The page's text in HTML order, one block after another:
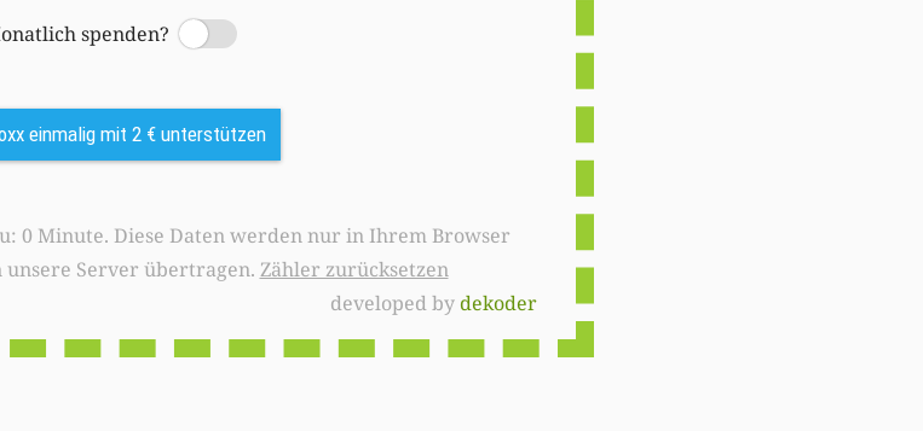
spenden?
Switch
einmalig mit 2 € unterstützen
Server übertragen. Zähler zurücksetzen
developed bydekoder